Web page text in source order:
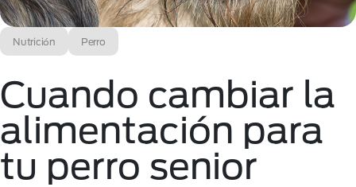
Nutrición Perro
Cuando cambiar la
alimentación para
tu perro senior